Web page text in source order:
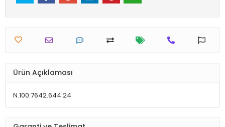
Ürün Açıklaması
N.100.7642.644.24